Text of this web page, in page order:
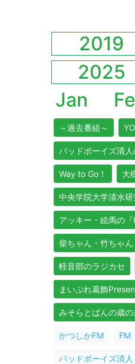
2019
2025
Jan
～過去番組～
バッドボーイズ清
Way to Go！ 大
中央学院大学清水
アッキー・絵馬の
柴ちゃん・竹ちゃ
軽音部のラジカセ
まいぷれ葛飾
みそらとばんの歳
かつしかFM FM
バッドボーイズ清人